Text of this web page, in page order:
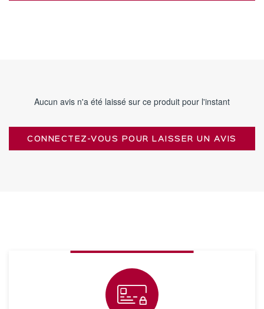
Aucun avis n'a été laissé sur ce produit pour l'instant
CONNECTEZ-VOUS POUR LAISSER UN AVIS